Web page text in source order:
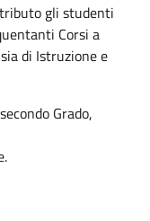
gli studenti
Corsi a
di Istruzione e
Grado,